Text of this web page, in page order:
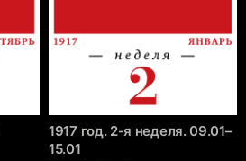
1917 год. 2-я неделя. 09.01–
15.01